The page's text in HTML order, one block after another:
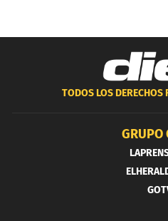
TODOS LOS DERECHOS
GRUPO